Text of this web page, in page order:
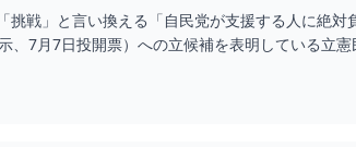
戦」と言い換える「自民党が支援する人に絶
7月7日投開票）への立候補を表明している立憲